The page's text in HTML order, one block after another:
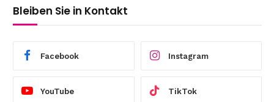
Bleiben Sie in Kontakt
Facebook Instagram
YouTube TikTok